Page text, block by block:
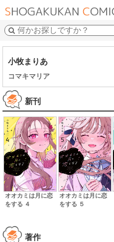
小牧まりあ
コマキマリア
新刊
オオカミは月に恋
をする ４
オオカミは月に恋
をする ５
著作